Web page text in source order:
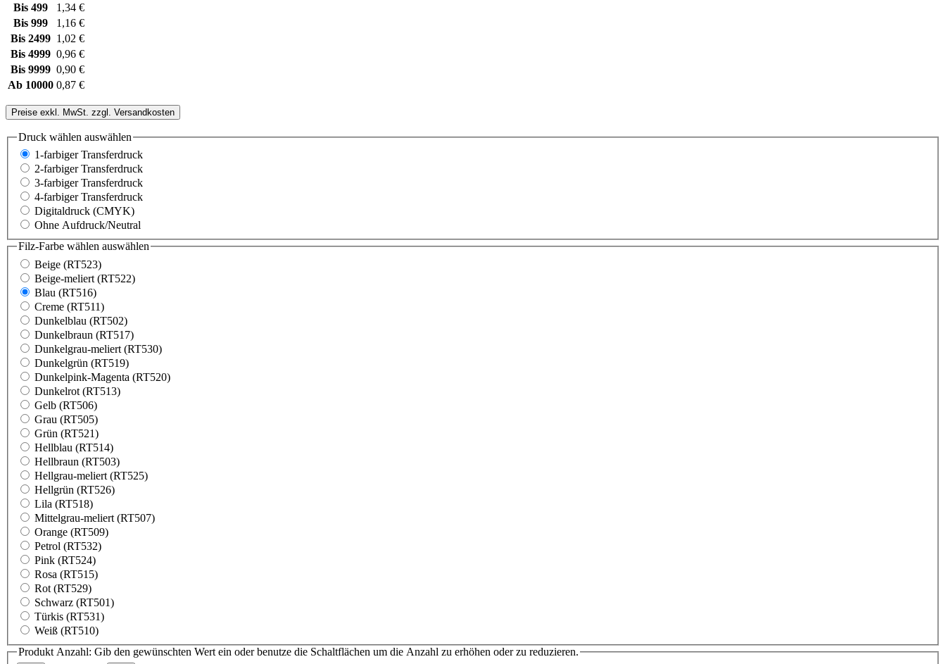
Bis 499
1,34 €
Bis 999
1,16 €
Bis 2499 1,02 €
Bis 4999 0,96 €
Bis 9999 0,90 €
Ab 10000 0,87 €
Preise exkl. MwSt. zzgl. Versandkosten
Druck wählen auswählen
1-farbiger Transferdruck
2-farbiger Transferdruck
3-farbiger Transferdruck
4-farbiger Transferdruck
Digitaldruck (CMYK)
Ohne Aufdruck/Neutral
Filz-Farbe wählen auswählen
Beige (RT523)
Beige-meliert (RT522)
Blau (RT516)
Creme (RT511)
Dunkelblau (RT502)
Dunkelbraun (RT517)
Dunkelgrau-meliert (RT530)
Dunkelgrün (RT519)
Dunkelpink-Magenta (RT520)
Dunkelrot (RT513)
Gelb (RT506)
Grau (RT505)
Grün (RT521)
Hellblau (RT514)
Hellbraun (RT503)
Hellgrau-meliert (RT525)
Hellgrün (RT526)
Lila (RT518)
Mittelgrau-meliert (RT507)
Orange (RT509)
Petrol (RT532)
Pink (RT524)
Rosa (RT515)
Rot (RT529)
Schwarz (RT501)
Türkis (RT531)
Weiß (RT510)
Produkt Anzahl: Gib den gewünschten Wert ein oder benutze die Schaltflächen um die Anzahl zu erhöhen oder zu reduzieren.